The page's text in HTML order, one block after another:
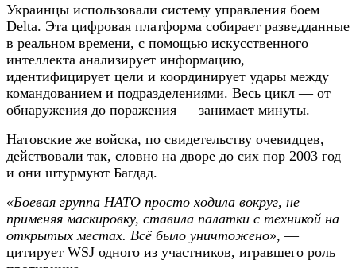
Украинцы использовали систему управления боем
Delta. Эта цифровая платформа собирает разведданные
в реальном времени, с помощью искусственного
интеллекта анализирует информацию,
идентифицирует цели и координирует удары между
командованием и подразделениями. Весь цикл — от
обнаружения до поражения — занимает минуты.
Натовские же войска, по свидетельству очевидцев,
действовали так, словно на дворе до сих пор 2003 год
и они штурмуют Багдад.
«Боевая группа НАТО просто ходила вокруг, не
применяя маскировку, ставила палатки с техникой на
открытых местах. Всё было уничтожено», —
цитирует WSJ одного из участников, игравшего роль